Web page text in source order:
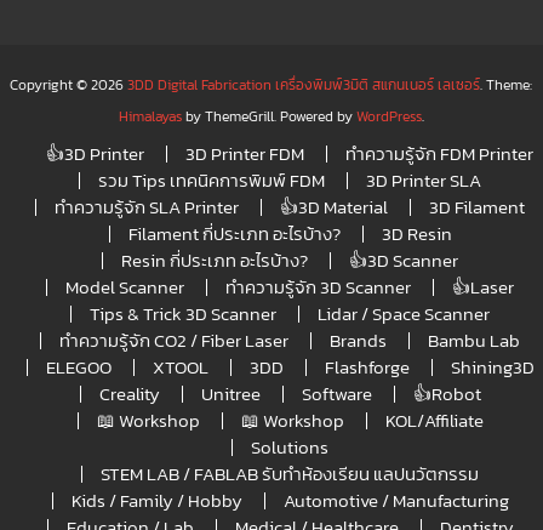
Copyright © 20263DD Digital Fabrication เครื่องพิมพ์3มิติ สแกนเนอร์ เลเซอร์. Theme:
Himalayasby ThemeGrill. Powered byWordPress.
👍3D Printer 3D Printer FDM
ทำความรู้จัก FDM Printer
รวม Tips เทคนิคการพิมพ์ FDM
3D Printer SLA
ทำความรู้จัก SLA Printer
👍3D Material
3D Filament
Filament กี่ประเภท อะไรบ้าง?
3D Resin
Resin กี่ประเภท อะไรบ้าง?
👍3D Scanner
Model Scanner
ทำความรู้จัก 3D Scanner
👍Laser
Tips & Trick 3D Scanner
Lidar / Space Scanner
ทำความรู้จัก CO2 / Fiber Laser
Brands
Bambu Lab
ELEGOO
XTOOL 3DD Flashforge
Shining3D
Creality
Unitree Software
👍Robot
📖 Workshop
📖 Workshop
KOL/Affiliate
Solutions
STEM LAB / FABLAB รับทำห้องเรียน แลปนวัตกรรม
Kids / Family / Hobby
Automotive / Manufacturing